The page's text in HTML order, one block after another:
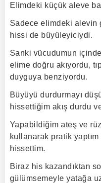
Elimdeki küçük aleve
Sadece elimdeki alevin
hissi de büyüleyiciydi.
Sanki vücudumun
elime doğru akıyordu,
duyguya benziyordu.
Büyüyü durdurmayı
hissettiğim akış durdu
Yapabildiğim ateş ve
kullanarak pratik
hissettim.
Biraz his kazandıktan
gülümsemeyle yatağa